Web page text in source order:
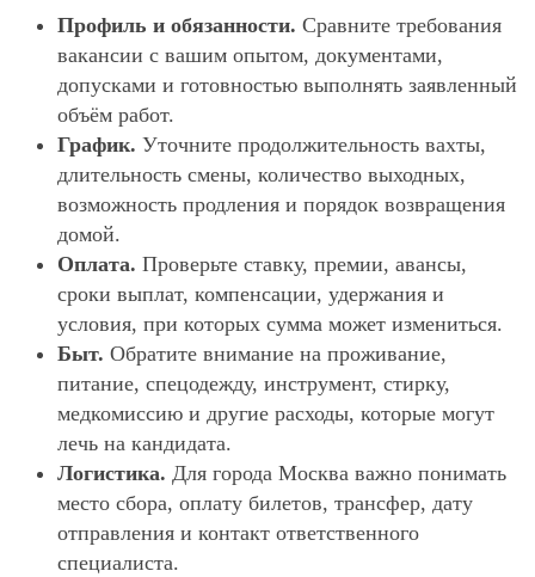
Профиль и обязанности. Сравните требования
вакансии с вашим опытом, документами,
допусками и готовностью выполнять заявленный
объём работ.
График. Уточните продолжительность вахты,
длительность смены, количество выходных,
возможность продления и порядок возвращения
домой.
Оплата. Проверьте ставку, премии, авансы,
сроки выплат, компенсации, удержания и
условия, при которых сумма может измениться.
Быт. Обратите внимание на проживание,
питание, спецодежду, инструмент, стирку,
медкомиссию и другие расходы, которые могут
лечь на кандидата.
Логистика. Для города Москва важно понимать
место сбора, оплату билетов, трансфер, дату
отправления и контакт ответственного
специалиста.